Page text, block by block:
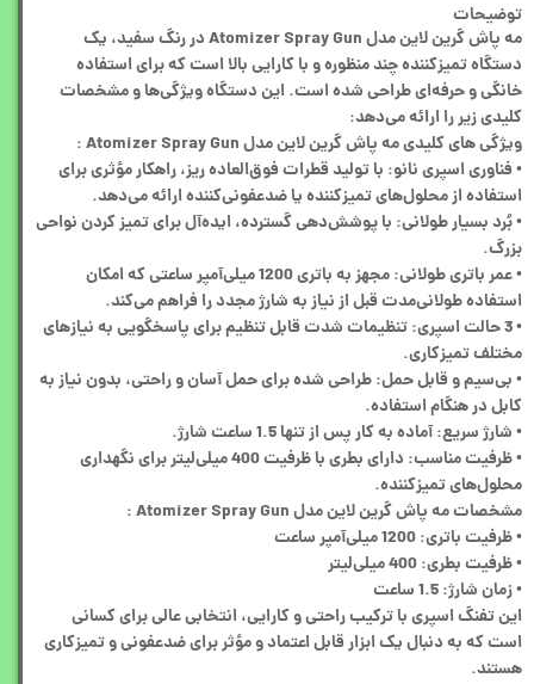
توضیحات
مه پاش گرین لاین مدل Atomizer Spray Gun در رنگ سفید، یک
دستگاه تمیزکننده چند منظوره و با کارایی بالا است که برای استفاده
خانگی و حرفه‌ای طراحی شده است. این دستگاه ویژگی‌ها و مشخصات
کلیدی زیر را ارائه می‌دهد:
ویژگی‌ های کلیدی مه پاش گرین لاین مدل Atomizer Spray Gun :
• فناوری اسپری نانو: با تولید قطرات فوق‌العاده ریز، راهکار مؤثری برای
استفاده از محلول‌های تمیزکننده یا ضدعفونی‌کننده ارائه می‌دهد.
• بُرد بسیار طولانی: با پوشش‌دهی گسترده، ایده‌آل برای تمیز کردن نواحی
بزرگ.
• عمر باتری طولانی: مجهز به باتری 1200 میلی‌آمپر ساعتی که امکان
استفاده طولانی‌مدت قبل از نیاز به شارژ مجدد را فراهم می‌کند.
• 3 حالت اسپری: تنظیمات شدت قابل تنظیم برای پاسخگویی به نیازهای
مختلف تمیزکاری.
• بی‌سیم و قابل حمل: طراحی شده برای حمل آسان و راحتی، بدون نیاز به
کابل در هنگام استفاده.
• شارژ سریع: آماده به کار پس از تنها 1.5 ساعت شارژ.
• ظرفیت مناسب: دارای بطری با ظرفیت 400 میلی‌لیتر برای نگهداری
محلول‌های تمیزکننده.
مشخصات مه پاش گرین لاین مدل Atomizer Spray Gun :
• ظرفیت باتری: 1200 میلی‌آمپر ساعت
• ظرفیت بطری: 400 میلی‌لیتر
• زمان شارژ: 1.5 ساعت
این تفنگ اسپری با ترکیب راحتی و کارایی، انتخابی عالی برای کسانی
است که به دنبال یک ابزار قابل اعتماد و مؤثر برای ضدعفونی و تمیزکاری
هستند.